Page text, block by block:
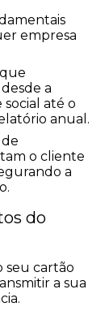
empresa
a
até o
anual.
o cliente
a
do
seu cartão
a sua